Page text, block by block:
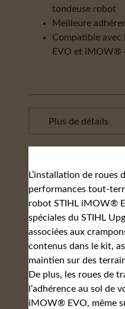
tondeuse robot
Meilleure
Compatible
EVO et iMOW®
L’installation de roues
performances tout-
robot STIHL iMOW®
spéciales du STIHL
associées aux
contenus dans le kit,
maintien sur des
De plus, les roues de
l’adhérence au sol de
iMOW® EVO, même